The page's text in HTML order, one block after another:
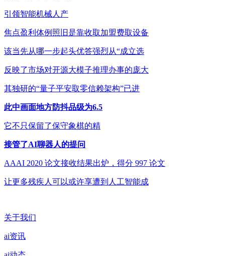
引领智能机械人产
焦点盈利体例照旧是靠收取加盟费取设备
该当先从哪一步起头优答强烈从“成立选
反映了市场对开源大模子推理办事的庞大
其独研的“量子平安取零信赖架构”已进
此中画面地方防抖品级为6.5
它不只保留了保守象棋的精
接管了AI聊器人的提问
AAAI 2020 论文接收结果出炉，得分 997 论文
让更多残疾人可以或许享遭到人工智能成
关于我们
ai资讯